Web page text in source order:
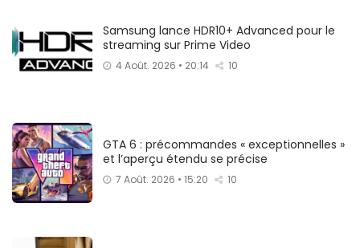
Samsung lance HDR10+ Advanced pour le
streaming sur Prime Video
4 Août. 2026 • 20:14 10
GTA 6 : précommandes « exceptionnelles »
et l’aperçu étendu se précise
7 Août. 2026 • 15:20 10